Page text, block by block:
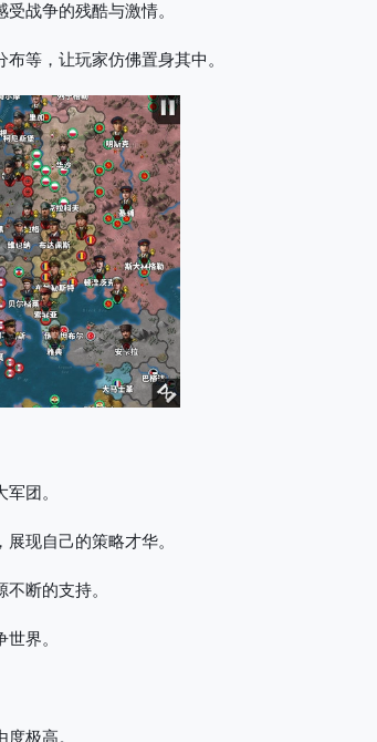
战争的残酷与激情。
等，让玩家仿佛置身其中。
团。
现自己的策略才华。
断的支持。
界。
极高。